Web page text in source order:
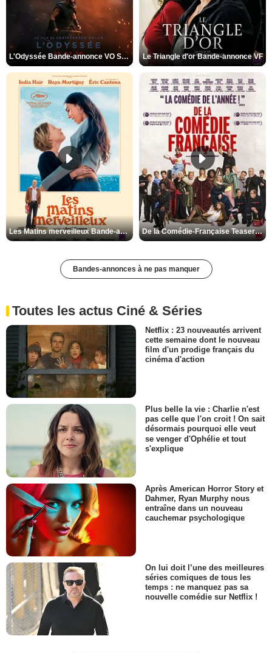
L'Odyssée Bande-annonce VO STFR Le Triangle d'or Bande-annonce VF
Les Matins merveilleux Bande-annonce VF De la Comédie-Française Teaser VF
Bandes-annonces à ne pas manquer
Toutes les actus Ciné & Séries
Netflix : 23 nouveautés arrivent
cette semaine dont le nouveau
film d'un prodige français du
cinéma d'action
Plus belle la vie : Charlie n'est
pas celle que l'on croit ! On sait
désormais pourquoi elle veut
se venger d'Ophélie et tout
s'explique
Après American Horror Story et
Dahmer, Ryan Murphy nous
entraîne dans un nouveau
cauchemar psychologique
On lui doit l’une des meilleures
séries comiques de tous les
temps : ne manquez pas sa
nouvelle comédie sur Netflix !